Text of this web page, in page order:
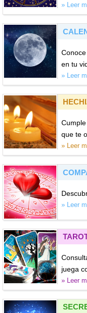
» Leer
en tu
» Leer
que te
» Leer
» Leer
juega
» Leer